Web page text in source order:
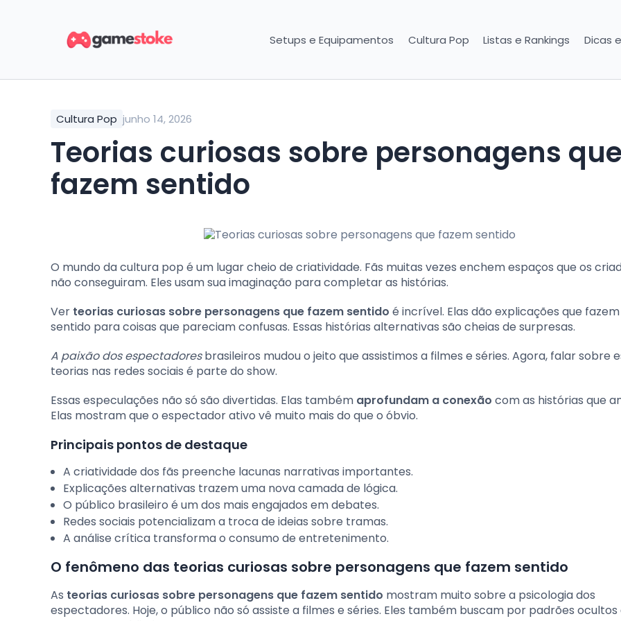
Setups e Equipamentos Cultura Pop Listas e Rankings Dicas
Cultura Pop junho 14, 2026
Teorias curiosas sobre personagens que
fazem sentido
O mundo da cultura pop é um lugar cheio de criatividade. Fãs muitas vezes enchem espaços que os
não conseguiram. Eles usam sua imaginação para completar as histórias.
Ver teorias curiosas sobre personagens que fazem sentido é incrível. Elas dão explicações que
sentido para coisas que pareciam confusas. Essas histórias alternativas são cheias de surpresas.
A paixão dos espectadoresbrasileiros mudou o jeito que assistimos a filmes e séries. Agora, falar sobre
teorias nas redes sociais é parte do show.
Essas especulações não só são divertidas. Elas também aprofundam a conexão com as histórias que
Elas mostram que o espectador ativo vê muito mais do que o óbvio.
Principais pontos de destaque
A criatividade dos fãs preenche lacunas narrativas importantes.
Explicações alternativas trazem uma nova camada de lógica.
O público brasileiro é um dos mais engajados em debates.
Redes sociais potencializam a troca de ideias sobre tramas.
A análise crítica transforma o consumo de entretenimento.
O fenômeno das teorias curiosas sobre personagens que fazem sentido
As teorias curiosas sobre personagens que fazem sentido mostram muito sobre a psicologia dos
espectadores. Hoje, o público não só assiste a filmes e séries. Eles também buscam por padrões ocultos